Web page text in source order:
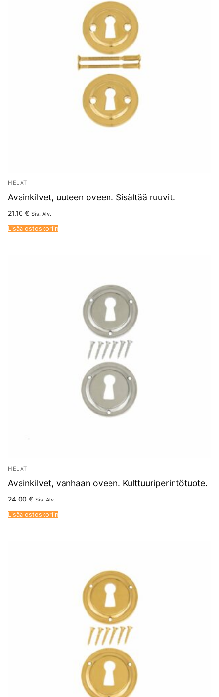
HELAT
Avainkilvet, uuteen oveen. Sisältää ruuvit.
21.10 € Sis. Alv.
Lisää ostoskoriin
HELAT
Avainkilvet, vanhaan oveen. Kulttuuriperintötuote.
24.00 € Sis. Alv.
Lisää ostoskoriin